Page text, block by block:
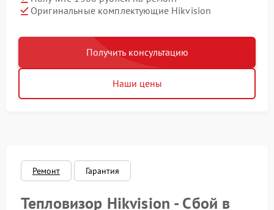
Оригинальные комплектующие Hikvision
Получить консультацию
Наши цены
Ремонт Гарантия
Тепловизор Hikvision - Сбой в